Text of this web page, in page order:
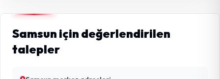
Samsun için değerlendirilen
talepler